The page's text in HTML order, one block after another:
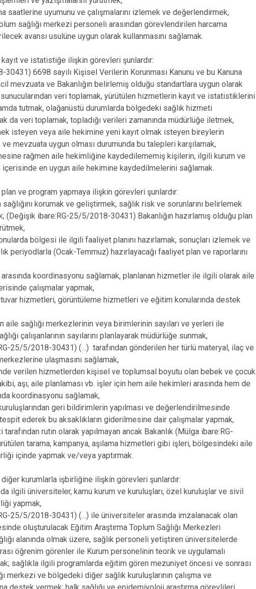
saatlerine uyumunu ve çalışmalarını izlemek ve değerlendirmek,
sağlığı merkezi personeli arasından görevlendirilen harcama
avansı usulüne uygun olarak kullanmasını sağlamak.
ve istatistiğe ilişkin görevleri şunlardır:
6698 sayılı Kişisel Verilerin Korunması Kanunu ve bu Kanuna
mevzuata ve Bakanlığın belirlemiş olduğu standartlara uygun olarak
veri toplamak, yürütülen hizmetlerin kayıt ve istatistiklerini
tutmak, olağanüstü durumlarda bölgedeki sağlık hizmeti
da veri toplamak, topladığı verileri zamanında müdürlüğe iletmek,
isteyen veya aile hekimine yeni kayıt olmak isteyen bireylerin
ve mevzuata uygun olması durumunda bu talepleri karşılamak,
rağmen aile hekimliğine kaydedilememiş kişilerin, ilgili kurum ve
en uygun aile hekimine kaydedilmelerini sağlamak.
ve program yapmaya ilişkin görevleri şunlardır:
korumak ve geliştirmek, sağlık risk ve sorunlarını belirlemek
(Değişik ibare:RG-25/5/2018-30431) Bakanlığın hazırlamış olduğu plan
bölgesi ile ilgili faaliyet planını hazırlamak, sonuçları izlemek ve
periyodlarla (Ocak-Temmuz) hazırlayacağı faaliyet plan ve raporlarını
koordinasyonu sağlamak, planlanan hizmetler ile ilgili olarak aile
çalışmalar yapmak,
hizmetleri, görüntüleme hizmetleri ve eğitim konularında destek
aile sağlığı merkezlerinin veya birimlerinin sayıları ve yerleri ile
çalışanlarının sayılarını planlayarak müdürlüğe sunmak,
25/5/2018-30431) (…) tarafından gönderilen her türlü materyal, ilaç ve
ulaşmasını sağlamak,
verilen hizmetlerden kişisel ve toplumsal boyutu olan bebek ve çocuk
aşı, aile planlaması vb. işler için hem aile hekimleri arasında hem de
koordinasyonu sağlamak,
geri bildirimlerin yapılması ve değerlendirilmesinde
ederek bu aksaklıkların giderilmesine dair çalışmalar yapmak,
tarafından rutin olarak yapılmayan ancak Bakanlık (Mülga ibare:RG-
tarama, kampanya, aşılama hizmetleri gibi işleri, bölgesindeki aile
içinde yapmak ve/veya yaptırmak.
diğer kurumlarla işbirliğine ilişkin görevleri şunlardır:
ilgili üniversiteler, kamu kurum ve kuruluşları, özel kuruluşlar ve sivil
yapmak,
25/5/2018-30431) (…) ile üniversiteler arasında imzalanacak olan
oluşturulacak Eğitim Araştırma Toplum Sağlığı Merkezleri
alanında olmak üzere, sağlık personeli yetiştiren üniversitelerde
öğrenim görenler ile Kurum personelinin teorik ve uygulamalı
sağlıkla ilgili programlarda eğitim gören mezuniyet öncesi ve sonrası
merkezi ve bölgedeki diğer sağlık kuruluşlarının çalışma ve